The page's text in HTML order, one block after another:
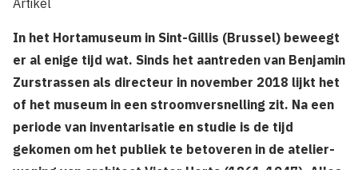
Artikel
In het Hortamuseum in Sint-Gillis (Brussel) beweegt
er al enige tijd wat. Sinds het aantreden van Benjamin
Zurstrassen als directeur in november 2018 lijkt het
of het museum in een stroomversnelling zit. Na een
periode van inventarisatie en studie is de tijd
gekomen om het publiek te betoveren in de atelier-
woning van architect Victor Horta (1861-1947). Alles